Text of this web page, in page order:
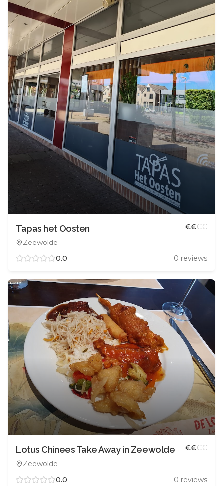
Tapas het Oosten
Zeewolde
€€€€
0.0 0 reviews
Lotus Chinees Take Away in Zeewolde
Zeewolde
€€€€
0.0 0 reviews